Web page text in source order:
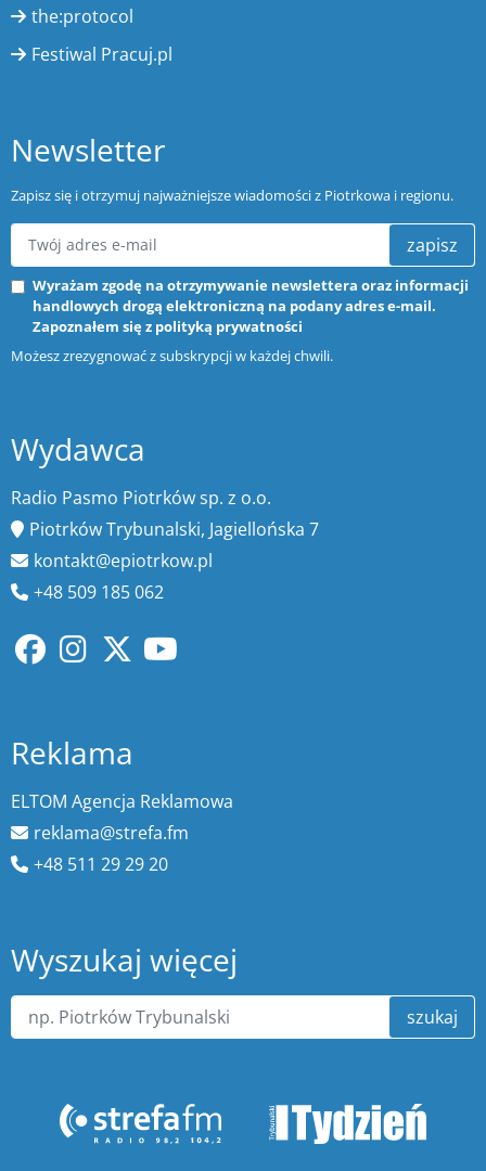
the:protocol
Festiwal Pracuj.pl
Newsletter
Zapisz się i otrzymuj najważniejsze wiadomości z Piotrkowa i regionu.
zapisz
Wyrażam zgodę na otrzymywanie newslettera oraz informacji
handlowych drogą elektroniczną na podany adres e-mail.
Zapoznałem się z polityką prywatności
Możesz zrezygnować z subskrypcji w każdej chwili.
Wydawca
Radio Pasmo Piotrków sp. z o.o.
Piotrków Trybunalski, Jagiellońska 7
kontakt@epiotrkow.pl
+48 509 185 062
Reklama
ELTOM Agencja Reklamowa
reklama@strefa.fm
+48 511 29 29 20
Wyszukaj więcej
szukaj